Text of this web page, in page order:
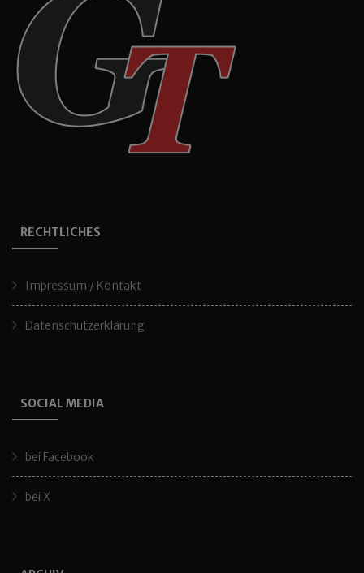
RECHTLICHES
Impressum / Kontakt
Datenschutzerklärung
SOCIAL MEDIA
bei Facebook
bei X